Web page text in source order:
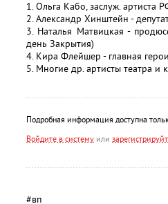
1. Ольга Кабо, заслуж. артиста
2. Александр Хинштейн -
3. Наталья Матвицкая -
день Закрытия)
4. Кира Флейшер - главная
5. Многие др. артисты театра и
Подробная информация доступна
Войдите в систему или
#вп